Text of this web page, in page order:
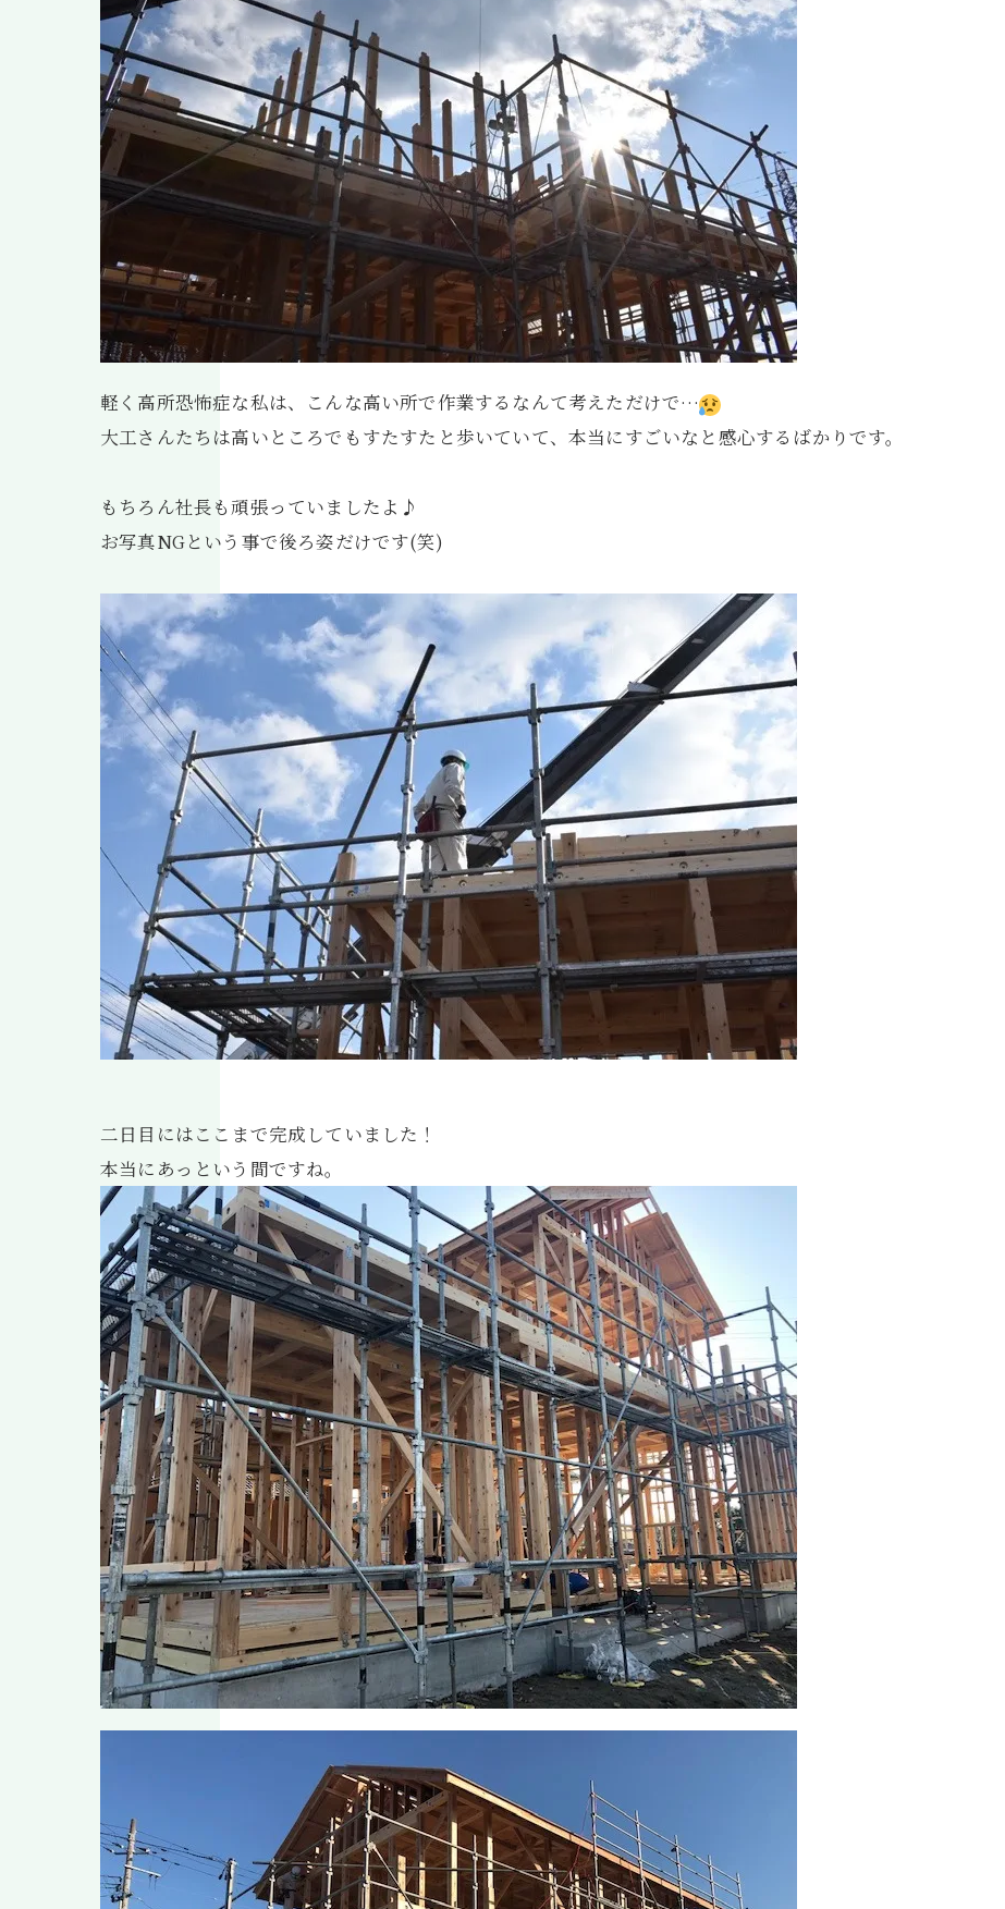
軽く高所恐怖症な私は、こんな高い所で作業するなんて考えただけで…
大工さんたちは高いところでもすたすたと歩いていて、本当にすごいなと感心するばかりです。
もちろん社長も頑張っていましたよ♪
お写真NGという事で後ろ姿だけです(笑)
二日目にはここまで完成していました！
本当にあっという間ですね。